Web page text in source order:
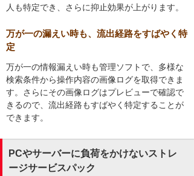
人も特定でき、さらに抑止効果が上がります。
万が一の漏えい時も、流出経路をすばやく特
定
万が一の情報漏えい時も管理ソフトで、多様な
検索条件から操作内容の画像ログを取得できま
す。さらにその画像ログはプレビューで確認で
きるので、流出経路もすばやく特定することが
できます。
PCやサーバーに負荷をかけないストレ
ージサービスパック